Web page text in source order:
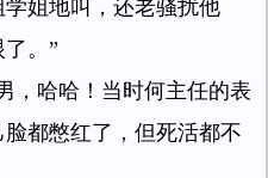
姐地叫，还老骚扰他
。”
，哈哈！当时何主任的表
都憋红了，但死活都不